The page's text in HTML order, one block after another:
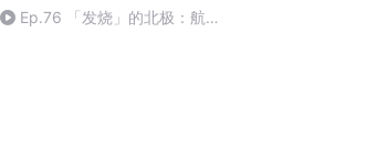
Ep.76 「发烧」的北极：航